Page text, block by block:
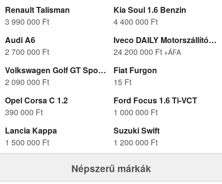
Renault Talisman
3 990 000 Ft
Kia Soul 1.6 Benzin
4 400 000 Ft
Audi A6
2 700 000 Ft
Iveco DAILY Motorszállító-
Lakó ÚJ!!
24 200 000 Ft +ÁFA
Volkswagen Golf GT Sport
2.0Tdi
2 090 000 Ft
Fiat Furgon
15 Ft
Opel Corsa C 1.2
390 000 Ft
Ford Focus 1.6 Ti-VCT
1 000 000 Ft
Lancia Kappa
1 500 000 Ft
Suzuki Swift
1 200 000 Ft
Népszerű márkák